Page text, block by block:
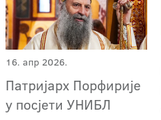
16. апр 2026.
Патријарх Порфирије
у посјети УНИБЛ